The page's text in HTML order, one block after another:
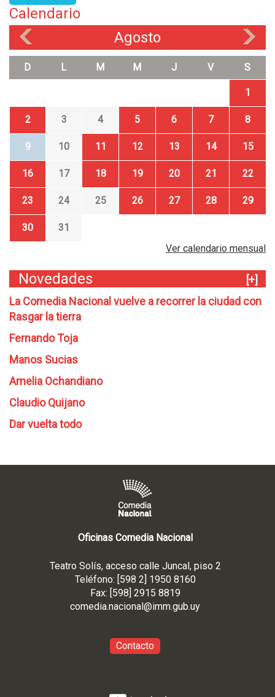
Calendario
Agosto
D L M M J V S
1
2 3 4 5 6 7 8
9 10 11 12 13 14 15
16 17 18 19 20 21 22
23 24 25 26 27 28 29
30
31
Ver calendario mensual
Novedades
[+]
La Comedia Nacional vuelve a recorrer la ciudad con
Rasgar la tierra
Fernando Toja
Manos Sucias
Amelia Ochandiano
Claudio Quijano
Dar vuelta todo
Oficinas Comedia Nacional
Teatro Solís, acceso calle Juncal, piso 2
Teléfono: [598 2] 1950 8160
Fax: [598] 2915 8819
comedia.nacional@imm.gub.uy
Contacto